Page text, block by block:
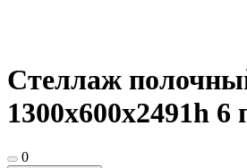
Стеллаж
1300х600x2491h 6
0